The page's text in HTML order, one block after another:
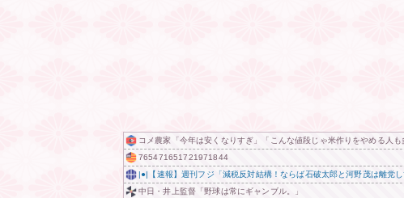
コメ農家「今年は安くなりすぎ」「こんな値段じゃ米作りをやめる人
765471651721971844
|●|【速報】週刊フジ「減税反対結構！ならば石破太郎と河野茂は離党
中日・井上監督「野球は常にギャンブル。」